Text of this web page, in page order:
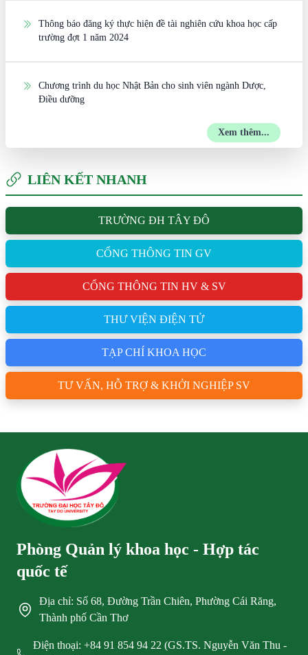
Thông báo đăng ký thực hiện đề tài nghiên cứu khoa học cấp
trường đợt 1 năm 2024
Chương trình du học Nhật Bản cho sinh viên ngành Dược,
Điều dưỡng
Xem thêm...
LIÊN KẾT NHANH
TRƯỜNG ĐH TÂY ĐÔ
CỔNG THÔNG TIN GV
CỔNG THÔNG TIN HV & SV
THƯ VIỆN ĐIỆN TỬ
TẠP CHÍ KHOA HỌC
TƯ VẤN, HỖ TRỢ & KHỞI NGHIỆP SV
Phòng Quản lý khoa học - Hợp tác
quốc tế
Địa chỉ: Số 68, Đường Trần Chiên, Phường Cái Răng,
Thành phố Cần Thơ
Điện thoại: +84 91 854 94 22 (GS.TS. Nguyễn Văn Thu -